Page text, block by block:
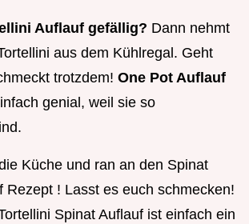
Auflauf gefällig? Dann nehmt
aus dem Kühlregal. Geht
trotzdem! One Pot Auflauf
genial, weil sie so
Küche und ran an den Spinat
Rezept ! Lasst es euch schmecken!
Spinat Auflauf ist einfach ein